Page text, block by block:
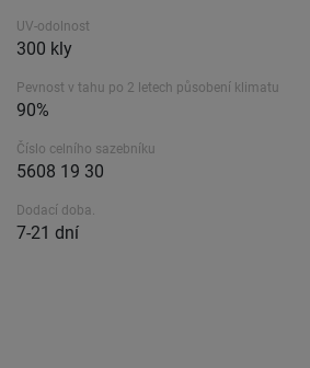
UV-odolnost
300 kly
Pevnost v tahu po 2 letech působení klimatu
90%
Číslo celního sazebníku
5608 19 30
Dodací doba.
7-21 dní